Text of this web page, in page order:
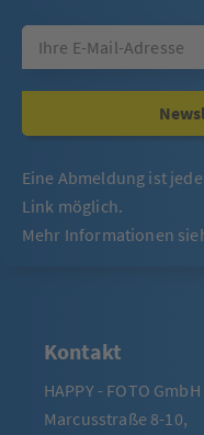
Eine Abmeldung ist
Link möglich.
Mehr Informationen
Kontakt
HAPPY - FOTO GmbH
Marcusstraße 8-10,